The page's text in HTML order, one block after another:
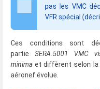
pas les VMC
VFR spécial
Ces conditions sont
partie SERA.5001 VMC
minima et diffèrent selon
aéronef évolue.